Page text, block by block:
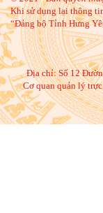
Khi sử dụng lại thông
“Đảng bộ Tỉnh Hưng
Địa chỉ:Số 12
Cơ quan quản lý